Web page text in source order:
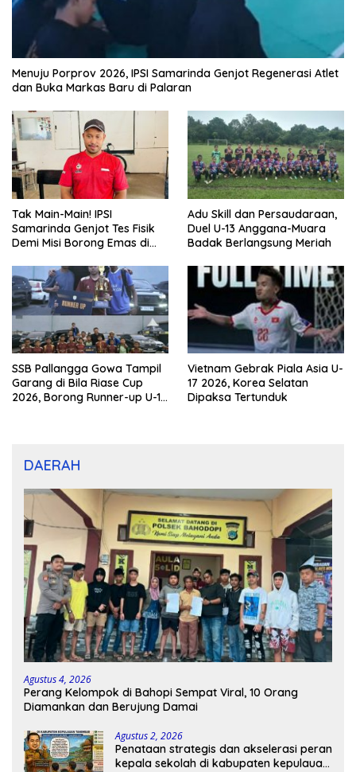
Menuju Porprov 2026, IPSI Samarinda Genjot Regenerasi Atlet
dan Buka Markas Baru di Palaran
Tak Main-Main! IPSI
Samarinda Genjot Tes Fisik
Demi Misi Borong Emas di
Adu Skill dan Persaudaraan,
Duel U-13 Anggana-Muara
Badak Berlangsung Meriah
SSB Pallangga Gowa Tampil
Garang di Bila Riase Cup
2026, Borong Runner-up U-10
Vietnam Gebrak Piala Asia U-
17 2026, Korea Selatan
Dipaksa Tertunduk
DAERAH
Agustus 4, 2026
Perang Kelompok di Bahopi Sempat Viral, 10 Orang
Diamankan dan Berujung Damai
Agustus 2, 2026
Penataan strategis dan akselerasi peran
kepala sekolah di kabupaten kepulauan